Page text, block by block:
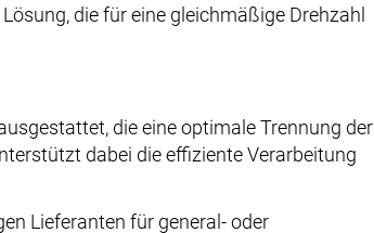
die für eine gleichmäßige Drehzahl
die eine optimale Trennung der
dabei die effiziente Verarbeitung
Lieferanten für general- oder